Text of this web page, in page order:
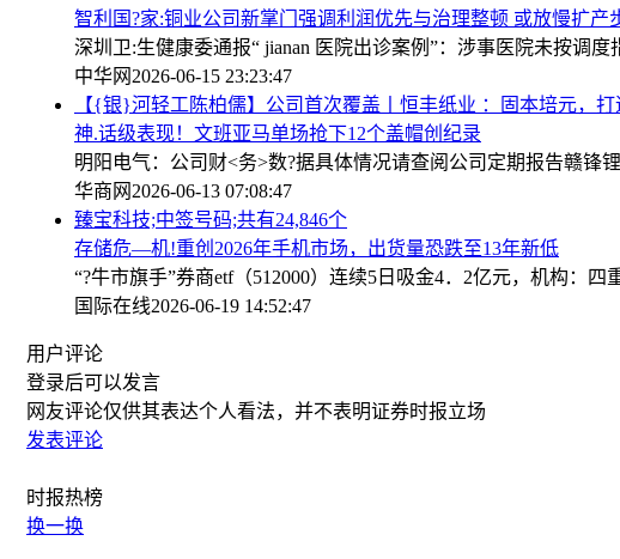
智利国?家:铜业公司新掌门强调利润优先与治理整顿 或放慢扩产
深圳卫:生健康委通报“ jianan 医院出诊案例”：涉事医院未按调
中华网 2026-06-15 23:23:47
【{银}河轻工陈柏儒】公司首次覆盖丨恒丰纸业 ：固本培元，
神.话级表现！文班亚马单场抢下12个盖帽创纪录
明阳电气：公司财<务>数?据具体情况请查阅公司定期报告赣锋
华商网 2026-06-13 07:08:47
臻宝科技;中签号码;共有24,846个
存储危—机!重创2026年手机市场，出货量恐跌至13年新低
“?牛市旗手”券商etf（512000）连续5日吸金4．2亿元，机构：四
国际在线2026-06-19 14:52:47
用户评论
登录后可以发言
网友评论仅供其表达个人看法，并不表明证券时报立场
发表评论
时报热榜
换一换